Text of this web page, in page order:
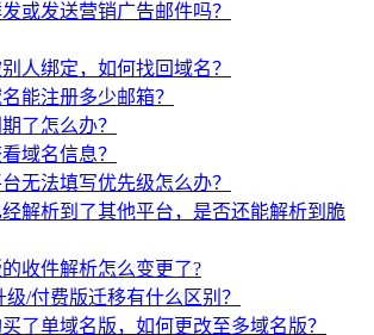
或发送营销广告邮件吗？
人绑定，如何找回域名？
能注册多少邮箱？
了怎么办？
域名信息？
无法填写优先级怎么办？
解析到了其他平台，是否还能解析到脆
收件解析怎么变更了?
级/付费版迁移有什么区别？
了单域名版，如何更改至多域名版？